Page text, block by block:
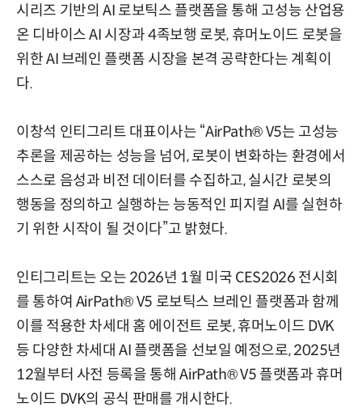
시리즈 기반의 AI 로보틱스 플랫폼을 통해 고성능 산업용
온 디바이스 AI 시장과 4족보행 로봇, 휴머노이드 로봇을
위한 AI 브레인 플랫폼 시장을 본격 공략한다는 계획이
다.
이창석 인티그리트 대표이사는 “AirPath® V5는 고성능
추론을 제공하는 성능을 넘어, 로봇이 변화하는 환경에서
스스로 음성과 비전 데이터를 수집하고, 실시간 로봇의
행동을 정의하고 실행하는 능동적인 피지컬 AI를 실현하
기 위한 시작이 될 것이다”고 밝혔다.
인티그리트는 오는 2026년 1월 미국 CES2026 전시회
를 통하여 AirPath® V5 로보틱스 브레인 플랫폼과 함께
이를 적용한 차세대 홈 에이전트 로봇, 휴머노이드 DVK
등 다양한 차세대 AI 플랫폼을 선보일 예정으로, 2025년
12월부터 사전 등록을 통해 AirPath® V5 플랫폼과 휴머
노이드 DVK의 공식 판매를 개시한다.